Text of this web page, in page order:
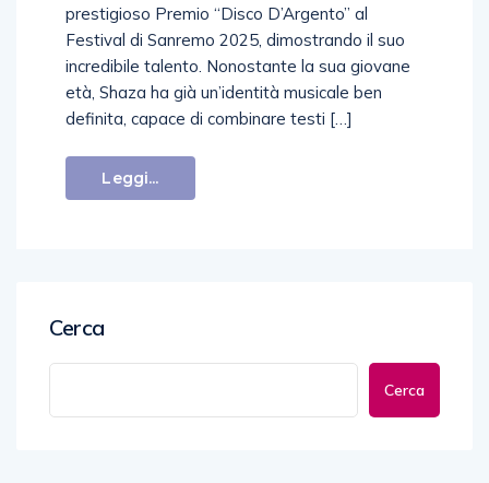
prestigioso Premio “Disco D’Argento” al
Festival di Sanremo 2025, dimostrando il suo
incredibile talento. Nonostante la sua giovane
età, Shaza ha già un’identità musicale ben
definita, capace di combinare testi […]
Leggi...
Cerca
Cerca